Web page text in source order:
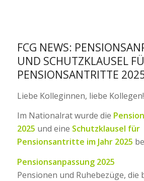
FCG NEWS:
UND SCHUTZKLAUSEL
PENSIONSANTRITTE
Liebe Kolleginnen, liebe Kollegen!
Im Nationalrat wurde die
2025 und eine Schutzklausel für
Pensionsantritte im Jahr 2025
Pensionsanpassung 2025
Pensionen und Ruhebezüge, die